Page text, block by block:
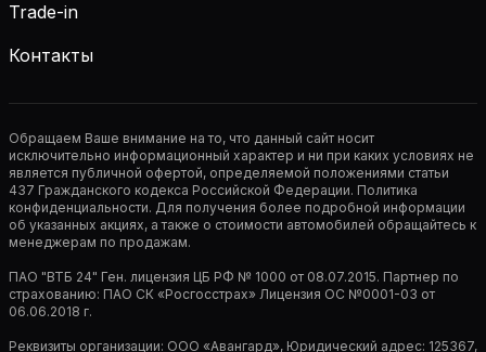
Trade-in
Контакты
Обращаем Ваше внимание на то, что данный сайт носит
исключительно информационный характер и ни при каких условиях не
является публичной офертой, определяемой положениями статьи
437 Гражданского кодекса Российской Федерации. Политика
конфиденциальности. Для получения более подробной информации
об указанных акциях, а также о стоимости автомобилей обращайтесь к
менеджерам по продажам.
ПАО "ВТБ 24" Ген. лицензия ЦБ РФ № 1000 от 08.07.2015. Партнер по
страхованию: ПАО СК «Росгосстрах» Лицензия ОС №0001-03 от
06.06.2018 г.
Реквизиты организации: ООО «Авангард», Юридический адрес: 125367,